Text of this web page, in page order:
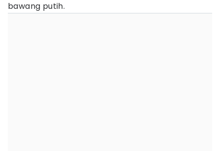
bawang putih.